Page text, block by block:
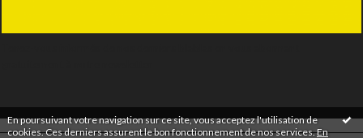
En poursuivant votre navigation sur ce site, vous acceptez l'utilisation de
cookies. Ces derniers assurent le bon fonctionnement de nos services.En